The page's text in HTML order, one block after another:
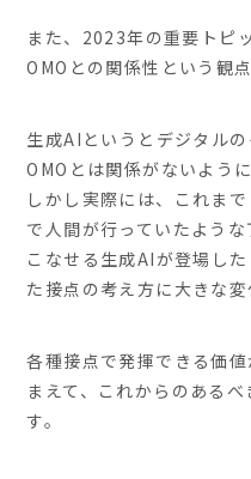
また、2023年の重要トピ
OMOとの関係性という観
生成AIというとデジタル
OMOとは関係がないよう
しかし実際には、これま
で人間が行っていたよう
こなせる生成AIが登場し
た接点の考え方に大きな変
各種接点で発揮できる価
まえて、これからのある
す。